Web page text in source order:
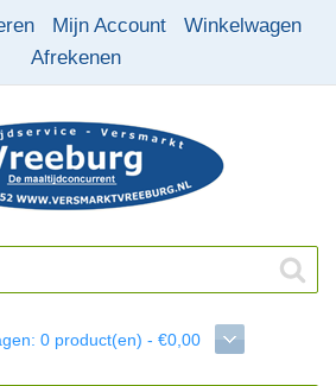
Mijn Account
Winkelwagen
Afrekenen
0 product(en) - €0,00